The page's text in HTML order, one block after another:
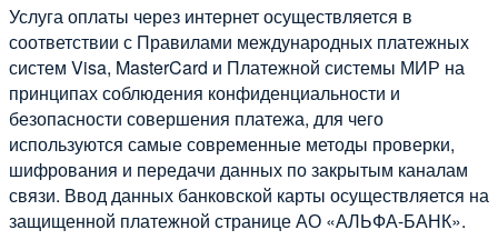
Услуга оплаты через интернет осуществляется в
соответствии с Правилами международных платежных
систем Visa, MasterCard и Платежной системы МИР на
принципах соблюдения конфиденциальности и
безопасности совершения платежа, для чего
используются самые современные методы проверки,
шифрования и передачи данных по закрытым каналам
связи. Ввод данных банковской карты осуществляется на
защищенной платежной странице АО «АЛЬФА-БАНК».